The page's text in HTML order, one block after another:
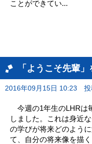
ことができてい...
「ようこそ先輩
2016年09月15日 10:23
今週の1年生のLHRは
しました。これは身近
の学びが将来どのよう
て、自分の将来像を描